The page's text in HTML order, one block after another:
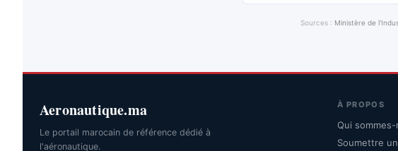
Sources : Ministère de
Aeronautique.ma
Le portail marocain de référence dédié à
l'aéronautique.
À PROPOS
Qui sommes-
Soumettre